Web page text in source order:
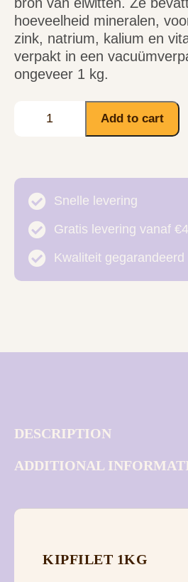
hoeveelheid mineralen,
zink, natrium, kalium en
verpakt in een
ongeveer 1 kg.
Add to cart
Snelle levering
Gratis levering vanaf
Kwaliteit gegarandeerd
DESCRIPTION
ADDITIONAL
KIPFILET 1KG